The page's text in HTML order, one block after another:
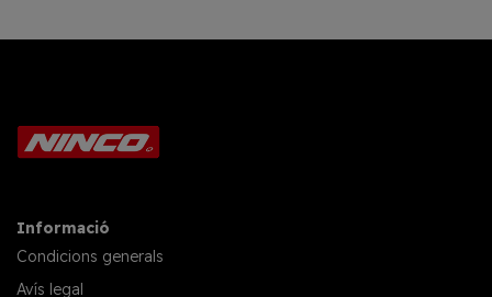
Informació
Condicions generals
Avís legal